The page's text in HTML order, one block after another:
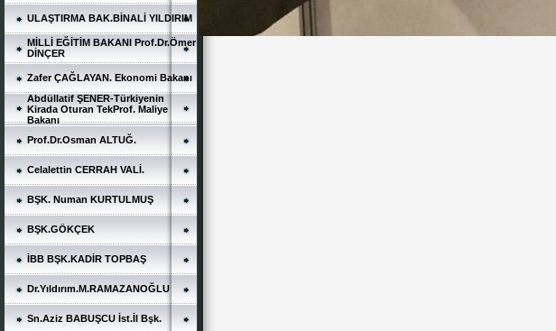
ULAŞTIRMA BAK.BİNALİ YILDIRIM
MİLLİ EĞİTİM BAKANI Prof.Dr.Ömer
DİNÇER
Zafer ÇAĞLAYAN. Ekonomi Bakanı
Abdüllatif ŞENER-Türkiyenin
Kirada Oturan TekProf. Maliye
Bakanı
Prof.Dr.Osman ALTUĞ.
Celalettin CERRAH VALİ.
BŞK. Numan KURTULMUŞ
BŞK.GÖKÇEK
İBB BŞK.KADİR TOPBAŞ
Dr.Yıldırım.M.RAMAZANOĞLU
Sn.Aziz BABUŞCU İst.İl Bşk.